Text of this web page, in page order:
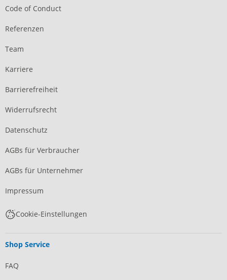
Code of Conduct
Referenzen
Team
Karriere
Barrierefreiheit
Widerrufsrecht
Datenschutz
AGBs für Verbraucher
AGBs für Unternehmer
Impressum
Cookie-Einstellungen
Shop Service
FAQ